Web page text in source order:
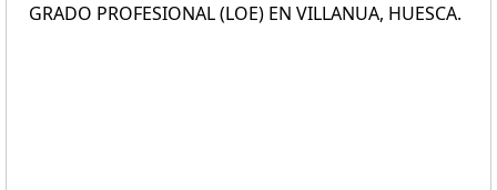
GRADO PROFESIONAL (LOE) EN VILLANUA, HUESCA.